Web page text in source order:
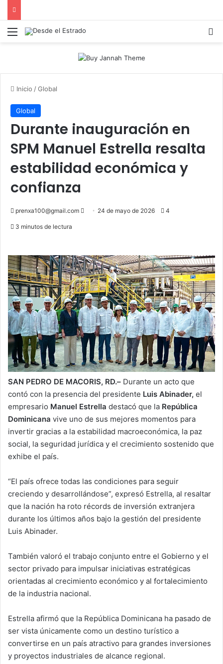
Menú
Inicio /Global
Global
Durante inauguración en
SPM Manuel Estrella resalta
estabilidad económica y
confianza
prenxa100@gmail.com
Send 24 de mayo de 2026 4
3 minutos de lectura
SAN PEDRO DE MACORIS, RD.– Durante un acto que
contó con la presencia del presidente Luis Abinader, el
empresario Manuel Estrella destacó que la República
Dominicana vive uno de sus mejores momentos para
invertir gracias a la estabilidad macroeconómica, la paz
social, la seguridad jurídica y el crecimiento sostenido que
exhibe el país.
“El país ofrece todas las condiciones para seguir
creciendo y desarrollándose”, expresó Estrella, al resaltar
que la nación ha roto récords de inversión extranjera
durante los últimos años bajo la gestión del presidente
Luis Abinader.
También valoró el trabajo conjunto entre el Gobierno y el
sector privado para impulsar iniciativas estratégicas
orientadas al crecimiento económico y al fortalecimiento
de la industria nacional.
Estrella afirmó que la República Dominicana ha pasado de
ser vista únicamente como un destino turístico a
convertirse en un país atractivo para grandes inversiones
y proyectos industriales de alcance regional.